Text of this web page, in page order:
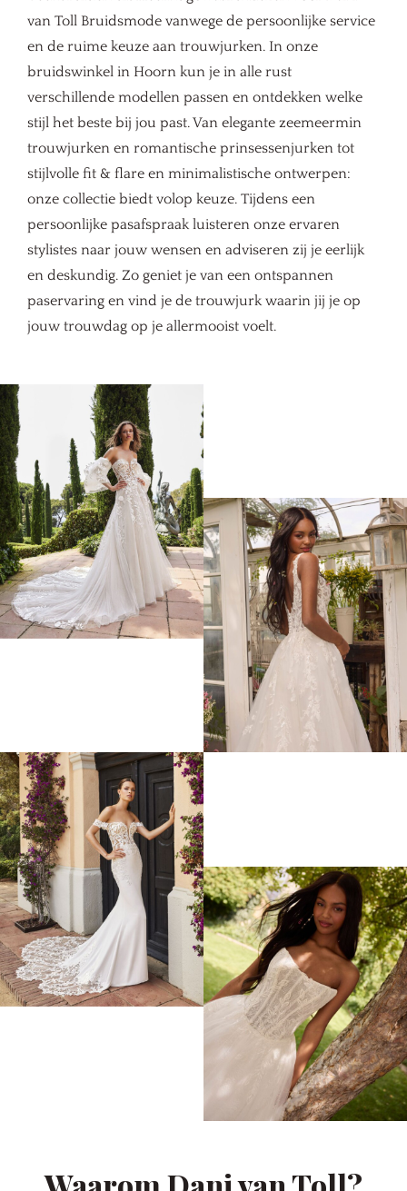
van Toll Bruidsmode vanwege de persoonlijke service
en de ruime keuze aan trouwjurken. In onze
bruidswinkel in Hoorn kun je in alle rust
verschillende modellen passen en ontdekken welke
stijl het beste bij jou past. Van elegante zeemeermin
trouwjurken en romantische prinsessenjurken tot
stijlvolle fit & flare en minimalistische ontwerpen:
onze collectie biedt volop keuze. Tijdens een
persoonlijke pasafspraak luisteren onze ervaren
stylistes naar jouw wensen en adviseren zij je eerlijk
en deskundig. Zo geniet je van een ontspannen
paservaring en vind je de trouwjurk waarin jij je op
jouw trouwdag op je allermooist voelt.